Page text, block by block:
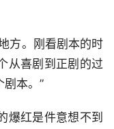
方。刚看剧本的时
从喜剧到正剧的过
本。”
爆红是件意想不到